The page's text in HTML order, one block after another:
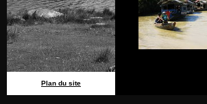
Plan du site